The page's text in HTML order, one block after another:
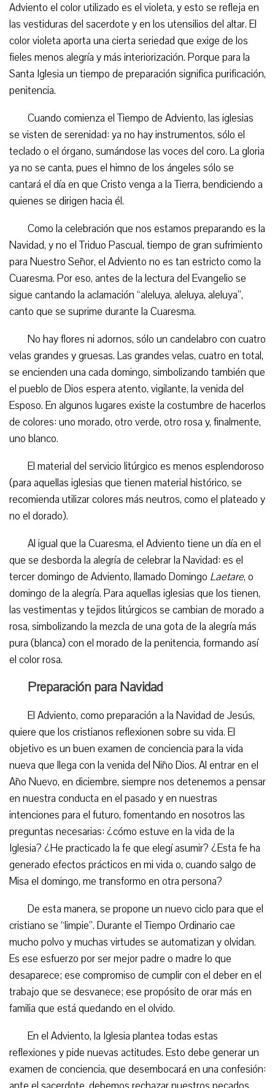
Adviento el color utilizado es el violeta, y esto se refleja en
las vestiduras del sacerdote y en los utensilios del altar. El
color violeta aporta una cierta seriedad que exige de los
fieles menos alegría y más interiorización. Porque para la
Santa Iglesia un tiempo de preparación significa purificación,
penitencia.
Cuando comienza el Tiempo de Adviento, las iglesias
se visten de serenidad: ya no hay instrumentos, sólo el
teclado o el órgano, sumándose las voces del coro. La gloria
ya no se canta, pues el himno de los ángeles sólo se
cantará el día en que Cristo venga a la Tierra, bendiciendo a
quienes se dirigen hacia él.
Como la celebración que nos estamos preparando es la
Navidad, y no el Triduo Pascual, tiempo de gran sufrimiento
para Nuestro Señor, el Adviento no es tan estricto como la
Cuaresma. Por eso, antes de la lectura del Evangelio se
sigue cantando la aclamación “aleluya, aleluya, aleluya”,
canto que se suprime durante la Cuaresma.
No hay flores ni adornos, sólo un candelabro con cuatro
velas grandes y gruesas. Las grandes velas, cuatro en total,
se encienden una cada domingo, simbolizando también que
el pueblo de Dios espera atento, vigilante, la venida del
Esposo. En algunos lugares existe la costumbre de hacerlos
de colores: uno morado, otro verde, otro rosa y, finalmente,
uno blanco.
El material del servicio litúrgico es menos esplendoroso
(para aquellas iglesias que tienen material histórico, se
recomienda utilizar colores más neutros, como el plateado y
no el dorado).
Al igual que la Cuaresma, el Adviento tiene un día en el
que se desborda la alegría de celebrar la Navidad: es el
tercer domingo de Adviento, llamado Domingo Laetare, o
domingo de la alegría. Para aquellas iglesias que los tienen,
las vestimentas y tejidos litúrgicos se cambian de morado a
rosa, simbolizando la mezcla de una gota de la alegría más
pura (blanca) con el morado de la penitencia, formando así
el color rosa.
Preparación para Navidad
El Adviento, como preparación a la Navidad de Jesús,
quiere que los cristianos reflexionen sobre su vida. El
objetivo es un buen examen de conciencia para la vida
nueva que llega con la venida del Niño Dios. Al entrar en el
Año Nuevo, en diciembre, siempre nos detenemos a pensar
en nuestra conducta en el pasado y en nuestras
intenciones para el futuro, fomentando en nosotros las
preguntas necesarias: ¿cómo estuve en la vida de la
Iglesia? ¿He practicado la fe que elegí asumir? ¿Esta fe ha
generado efectos prácticos en mi vida o, cuando salgo de
Misa el domingo, me transformo en otra persona?
De esta manera, se propone un nuevo ciclo para que el
cristiano se “limpie”. Durante el Tiempo Ordinario cae
mucho polvo y muchas virtudes se automatizan y olvidan.
Es ese esfuerzo por ser mejor padre o madre lo que
desaparece; ese compromiso de cumplir con el deber en el
trabajo que se desvanece; ese propósito de orar más en
familia que está quedando en el olvido.
En el Adviento, la Iglesia plantea todas estas
reflexiones y pide nuevas actitudes. Esto debe generar un
examen de conciencia, que desembocará en una confesión: